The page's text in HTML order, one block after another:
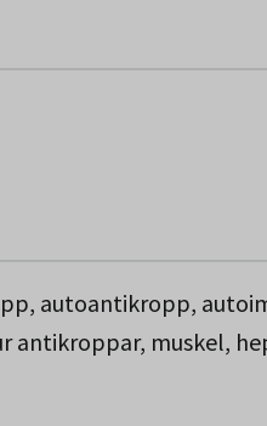
autoantikropp,
antikroppar, muskel,